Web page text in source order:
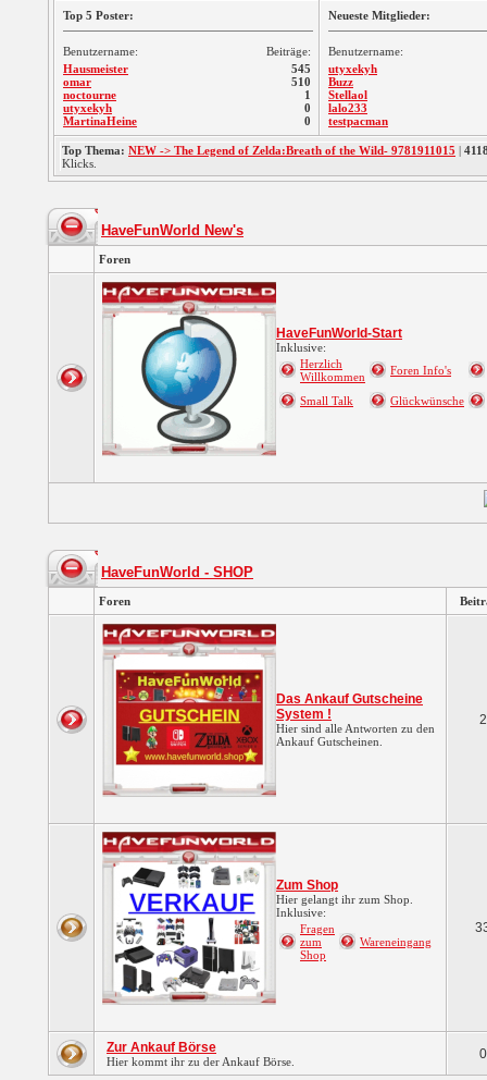
Top 5 Poster:
Benutzername:
Beiträge:
Hausmeister
omar
noctourne
utyxekyh
MartinaHeine
545
510
1
0
0
Neueste Mitglieder:
Benutzername:
utyxekyh
Buzz
Stellaol
lalo233
testpacman
Top Thema: NEW -> The Legend of Zelda:Breath of the Wild- 9781911015 |
Klicks.
HaveFunWorld New's
Foren
HaveFunWorld-Start
Inklusive:
Herzlich
Willkommen
Foren Info's
Small Talk Glückwünsche
HaveFunWorld - SHOP
Foren
Das Ankauf Gutscheine
System !
Hier sind alle Antworten zu den
Ankauf Gutscheinen.
2
Zum Shop
Hier gelangt ihr zum Shop.
Inklusive:
Fragen
zum
Shop
Wareneingang
Zur Ankauf Börse
Hier kommt ihr zu der Ankauf Börse. 0